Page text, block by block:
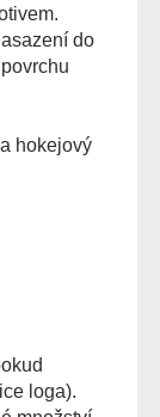
do
hokejový
loga).